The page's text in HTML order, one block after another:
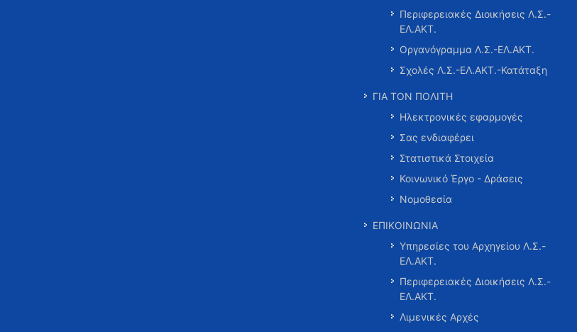
Περιφερειακές Διοικήσεις Λ.Σ.-
ΕΛ.ΑΚΤ.
Οργανόγραμμα Λ.Σ.-ΕΛ.ΑΚΤ.
Σχολές Λ.Σ.-ΕΛ.ΑΚΤ.-Κατάταξη
ΓΙΑ ΤΟΝ ΠΟΛΙΤΗ
Ηλεκτρονικές εφαρμογές
Σας ενδιαφέρει
Στατιστικά Στοιχεία
Κοινωνικό Έργο - Δράσεις
Νομοθεσία
ΕΠΙΚΟΙΝΩΝΙΑ
Υπηρεσίες του Αρχηγείου Λ.Σ.-
ΕΛ.ΑΚΤ.
Περιφερειακές Διοικήσεις Λ.Σ.-
ΕΛ.ΑΚΤ.
Λιμενικές Αρχές